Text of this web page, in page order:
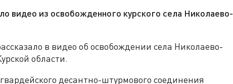
видео из освобожденного курского села Николаево-
в видео об освобождении села Николаево-
области.
десантно-штурмового соединения